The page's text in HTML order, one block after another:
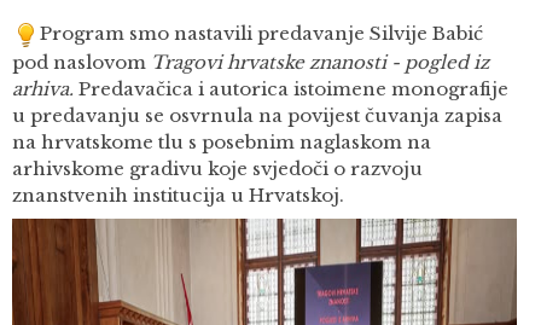
Program smo nastavili predavanje Silvije Babić
pod naslovom Tragovi hrvatske znanosti - pogled iz
arhiva. Predavačica i autorica istoimene monografije
u predavanju se osvrnula na povijest čuvanja zapisa
na hrvatskome tlu s posebnim naglaskom na
arhivskome gradivu koje svjedoči o razvoju
znanstvenih institucija u Hrvatskoj.